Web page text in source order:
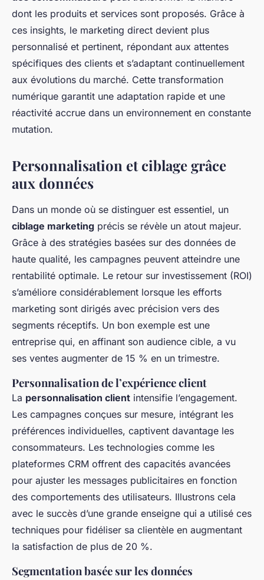
dont les produits et services sont proposés. Grâce à
ces insights, le marketing direct devient plus
personnalisé et pertinent, répondant aux attentes
spécifiques des clients et s’adaptant continuellement
aux évolutions du marché. Cette transformation
numérique garantit une adaptation rapide et une
réactivité accrue dans un environnement en constante
mutation.
Personnalisation et ciblage grâce
aux données
Dans un monde où se distinguer est essentiel, un
ciblage marketing précis se révèle un atout majeur.
Grâce à des stratégies basées sur des données de
haute qualité, les campagnes peuvent atteindre une
rentabilité optimale. Le retour sur investissement (ROI)
s’améliore considérablement lorsque les efforts
marketing sont dirigés avec précision vers des
segments réceptifs. Un bon exemple est une
entreprise qui, en affinant son audience cible, a vu
ses ventes augmenter de 15 % en un trimestre.
Personnalisation de l’expérience client
La personnalisation client intensifie l’engagement.
Les campagnes conçues sur mesure, intégrant les
préférences individuelles, captivent davantage les
consommateurs. Les technologies comme les
plateformes CRM offrent des capacités avancées
pour ajuster les messages publicitaires en fonction
des comportements des utilisateurs. Illustrons cela
avec le succès d’une grande enseigne qui a utilisé ces
techniques pour fidéliser sa clientèle en augmentant
la satisfaction de plus de 20 %.
Segmentation basée sur les données